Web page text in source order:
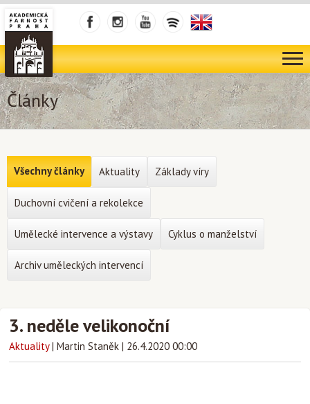
Články
3. neděle velikonoční
Aktuality | Martin Staněk | 26.4.2020 00:00
Všechny články Aktuality Základy víry
Duchovní cvičení a rekolekce
Umělecké intervence a výstavy Cyklus o manželství
Archiv uměleckých intervencí